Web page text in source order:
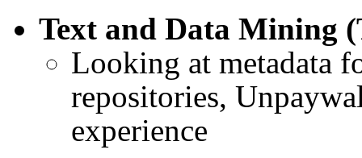
Text and Data Mining
Looking at metadata
repositories,
experience